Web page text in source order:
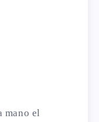
mano el